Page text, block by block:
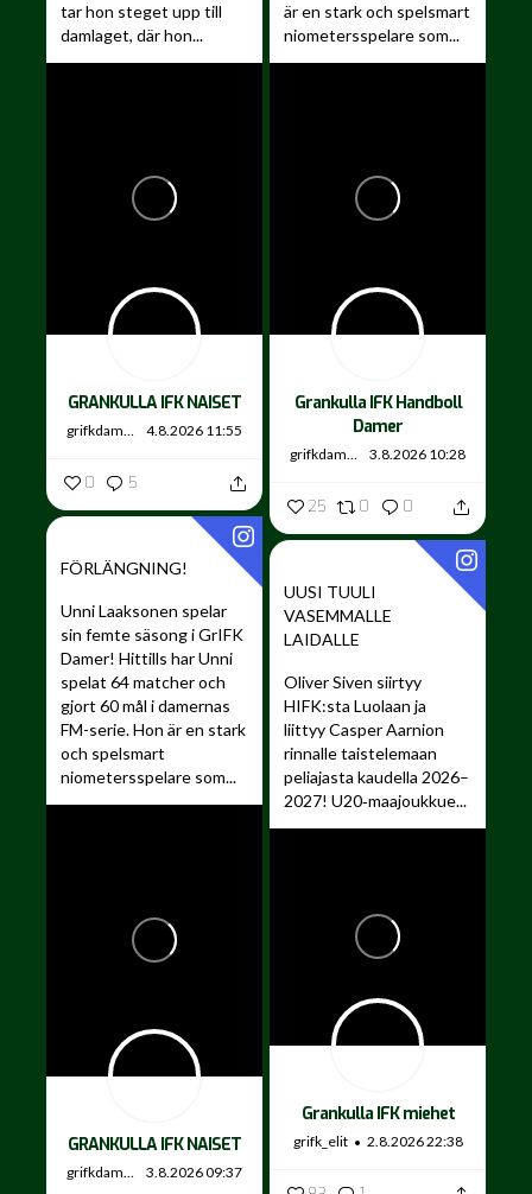
tar hon steget upp till
damlaget, där hon...
GRANKULLA IFK NAISET
grifkdamer 4.8.2026 11:55
0 5
är en stark och spelsmart
niometersspelare som...
Grankulla IFK Handboll
Damer
grifkdamer 3.8.2026 10:28
25 0 0
FÖRLÄNGNING!
Unni Laaksonen spelar
sin femte säsong i GrIFK
Damer! Hittills har Unni
spelat 64 matcher och
gjort 60 mål i damernas
FM-serie. Hon är en stark
och spelsmart
niometersspelare som...
GRANKULLA IFK NAISET
grifkdamer 3.8.2026 09:37
UUSI TUULI
VASEMMALLE
LAIDALLE ️
Oliver Siven siirtyy
HIFK:sta Luolaan ja
liittyy Casper Aarnion
rinnalle taistelemaan
peliajasta kaudella 2026–
2027! U20‑maajoukkue...
Grankulla IFK miehet
grifk_elit 2.8.2026 22:38